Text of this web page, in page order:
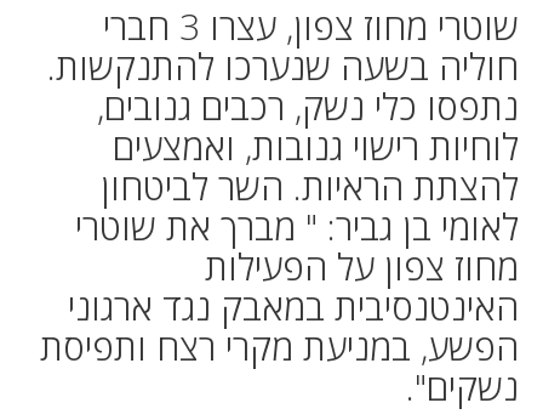
שוטרי מחוז צפון, עצרו 3 חברי
חוליה בשעה שנערכו להתנקשות.
נתפסו כלי נשק, רכבים גנובים,
לוחיות רישוי גנובות, ואמצעים
להצתת הראיות. השר לביטחון
לאומי בן גביר: " מברך את שוטרי
מחוז צפון על הפעילות
האינטנסיבית במאבק נגד ארגוני
הפשע, במניעת מקרי רצח ותפיסת
נשקים".